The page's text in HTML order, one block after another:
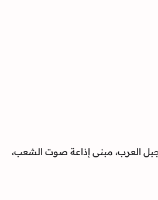
العرب، مبنى إذاعة صوت الشعب،